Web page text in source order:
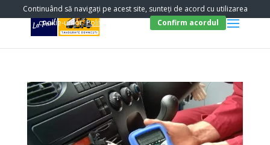
Continuând să navigați pe acest site, sunteți de acord cu utilizarea
cookie-urilor.Politica Cookies Confirm acordul